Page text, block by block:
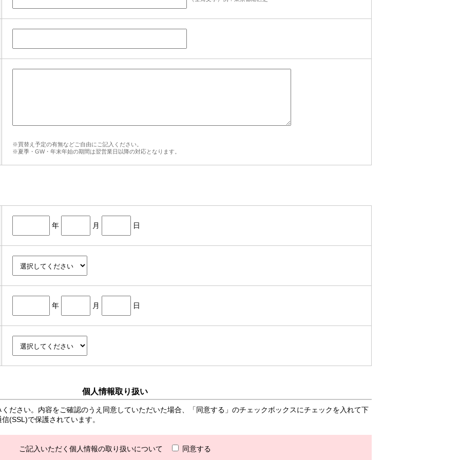
※買替え予定の有無などご自由にご記入ください。
※夏季・GW・年末年始の期間は翌営業日以降の対応となります。
年 月 日
年 月 日
個人情報取り扱い
ださい。内容をご確認のうえ同意していただいた場合、「同意する」のチェックボックスにチェックを入れて下
(SSL)で保護されています。
ご記入いただく個人情報の取り扱いについて 同意する